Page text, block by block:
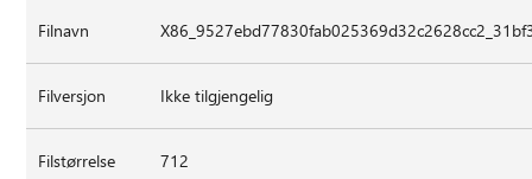
Filnavn
Filversjon Ikke tilgjengelig
Filstørrelse 712